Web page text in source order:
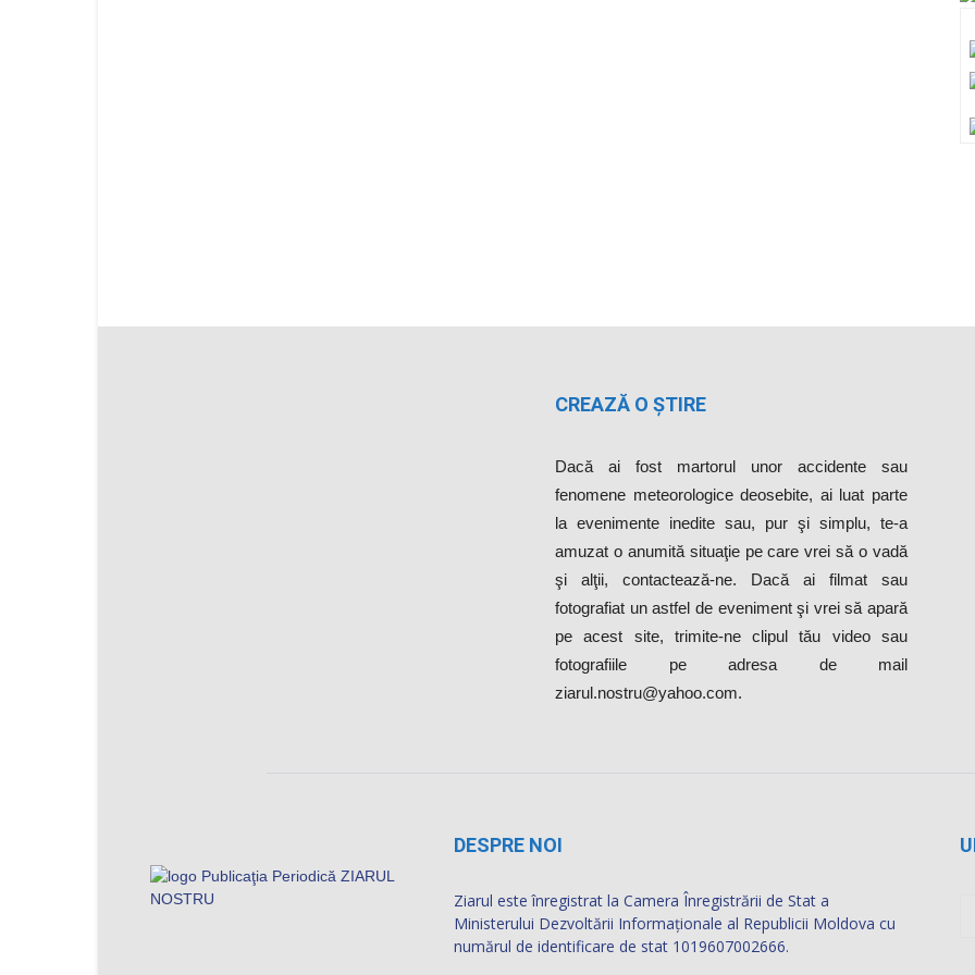
CREAZĂ O ȘTIRE
Dacă ai fost martorul unor accidente sau
fenomene meteorologice deosebite, ai luat parte
la evenimente inedite sau, pur şi simplu, te-a
amuzat o anumită situaţie pe care vrei să o vadă
şi alţii, contactează-ne. Dacă ai filmat sau
fotografiat un astfel de eveniment şi vrei să apară
pe acest site, trimite-ne clipul tău video sau
fotografiile pe adresa de mail
ziarul.nostru@yahoo.com.
DESPRE NOI
Ziarul este înregistrat la Camera Înregistrării de Stat a
Ministerului Dezvoltării Informaţionale al Republicii Moldova cu
numărul de identificare de stat 1019607002666.